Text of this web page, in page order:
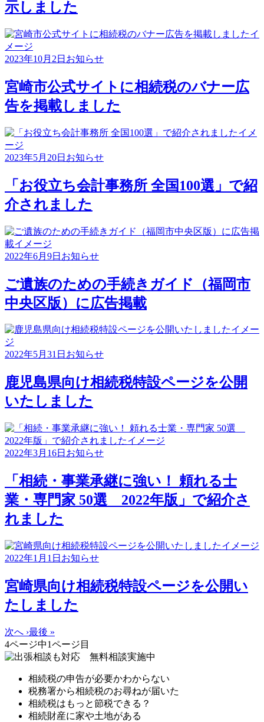
示しました
2023年10月2日 お知らせ
宮崎市公式サイトに相続税のバナー広
告を掲載しました
2023年5月20日 お知らせ
「お役立ち会計事務所 全国100選」で紹
介されました
2022年6月9日 お知らせ
ご遺族のための手続きガイド（福岡市
中央区版）に広告掲載
2022年5月31日 お知らせ
鹿児島県向け相続税特設ページを公開
いたしました
2022年3月16日 お知らせ
「相続・事業承継に強い！ 頼れる士
業・専門家 50選 2022年版」で紹介さ
れました
2022年1月1日 お知らせ
宮崎県向け相続税特設ページを公開い
たしました
次へ ›最後 »
4ページ中1ページ目
相続税の申告が必要かわからない
税務署から相続税のお尋ねが届いた
相続税はもっと節税できる？
相続財産に家や土地がある